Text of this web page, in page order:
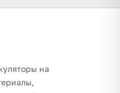
на